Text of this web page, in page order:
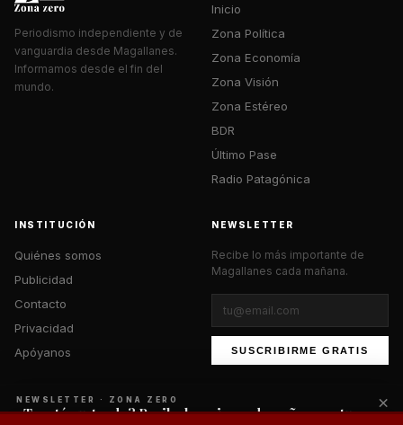
Periodismo independiente y de
vanguardia desde Magallanes.
Informamos desde el fin del
mundo.
Inicio
Zona Política
Zona Economía
Zona Visión
Zona Estéreo
BDR
Último Pase
Radio Patagónica
INSTITUCIÓN
Quiénes somos
Publicidad
Contacto
Privacidad
Apóyanos
NEWSLETTER
Recibe lo más importante de
Magallanes cada mañana.
SUSCRIBIRME GRATIS
NEWSLETTER · ZONA ZERO
¿Te está gustando? Recibe lo mejor cada mañana en tu
×